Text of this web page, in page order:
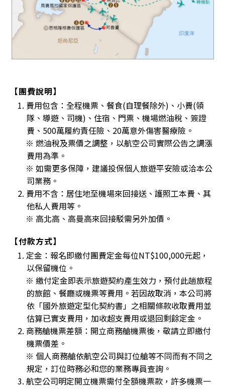
【團費說明】
1. 費用包含：全程機票、餐食(自理餐除外)、小費(領
隊、導遊、司機)、住宿、門票、機場燃油稅、簽證
費、500萬履約責任險、20萬意外傷害醫療險。
※ 燃油稅及票價之調整，以航空公司實際公告之調漲
費用為準。
※ 如需更多保障，建議投保個人旅遊平安險或洽本公
司業務。
2. 費用不含：居住地至機場來回接送、護照工本費、其
他私人費用等。
※ 高北高、高曼高來回接駁需另外加價。
【付款方式】
1. 定金：報名即繳付團費定金每位NT$100,000元起，
以保留機位。
※ 繳付定金即表示旅遊契約產生效力，預付此趟旅程
的旅館、餐廳或機票等費用。若因故取消，本公司將
依「國外旅遊定型化契約書」之相關條款收取費用並
估算已實支費用，加收超支費用或退回剩餘定金。
2. 商務艙機票差額：開立商務艙機票後，敬請立即繳付
機票價差。
※ 個人商務艙依航空公司與訂位艙等不同而有不同之
規定，訂位時務必和您的業務專員查詢。
3. 航空公司明定開立機票需付全額機票款，許多機票一